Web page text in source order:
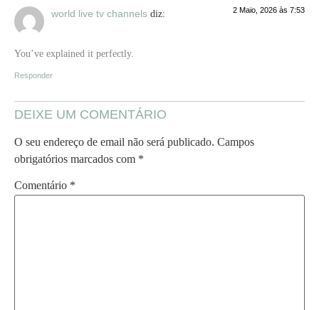
world live tv channels diz: 2 Maio, 2026 às 7:53
You’ve explained it perfectly.
Responder
DEIXE UM COMENTÁRIO
O seu endereço de email não será publicado. Campos
obrigatórios marcados com *
Comentário *